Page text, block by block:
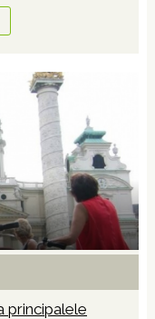
principalele